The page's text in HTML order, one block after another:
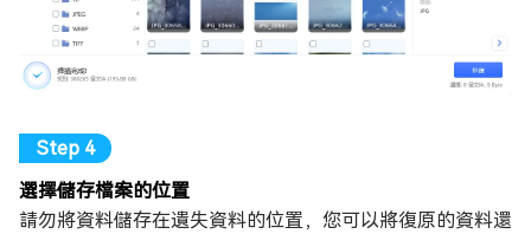
選擇儲存檔案的位置
請勿將資料儲存在遺失資料的位置，您可以將復原的資料還